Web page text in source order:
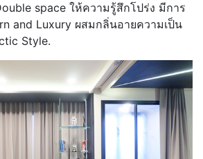
space ให้ความรู้สึกโปร่ง มีการ
and Luxury ผสมกลิ่นอายความเป็น
Style.